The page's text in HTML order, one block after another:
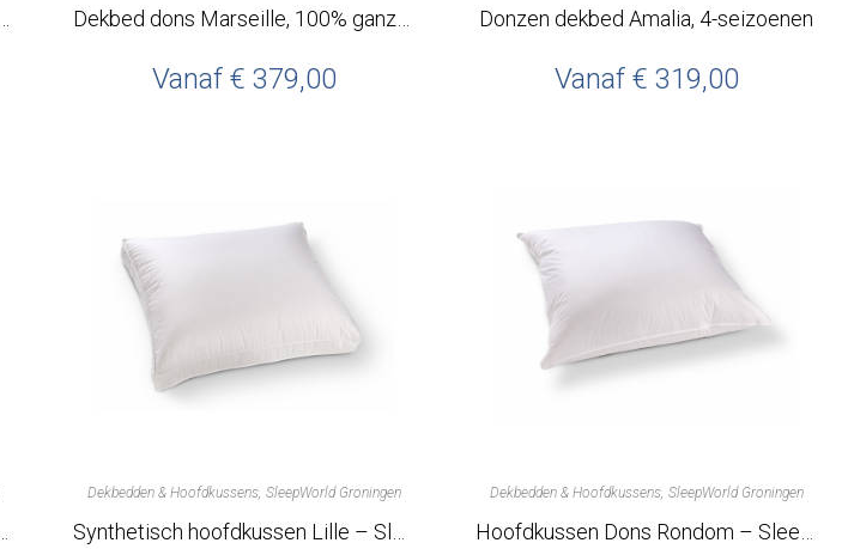
Vanaf € 379,00
Donzen dekbed Amalia, 4-seizoenen
Vanaf € 319,00
Dekbedden & Hoofdkussens SleepWorld Groningen Dekbedden & Hoofdkussens SleepWorld Groningen